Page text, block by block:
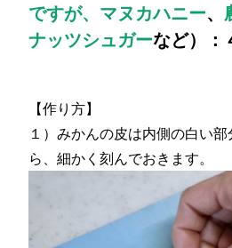
ですが、マヌカハニー、
ナッツシュガーなど）：
【作り方】
１）みかんの皮は内側の白い
ら、細かく刻んでおきます。